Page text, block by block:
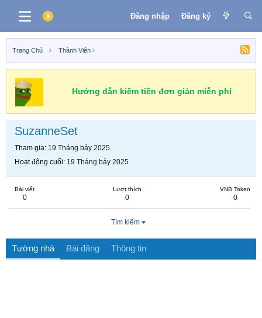
Đăng nhập Đăng ký
Trang Chủ Thành Viên
Hướng dẫn kiếm tiền đơn giản miễn phí
SuzanneSet
Tham gia 19 Tháng bảy 2025
Hoạt động cuối 19 Tháng bảy 2025
Bài viết
0
Lượt thích
0
VNB Token
0
Tìm kiếm
Tường nhà Bài đăng Thông tin